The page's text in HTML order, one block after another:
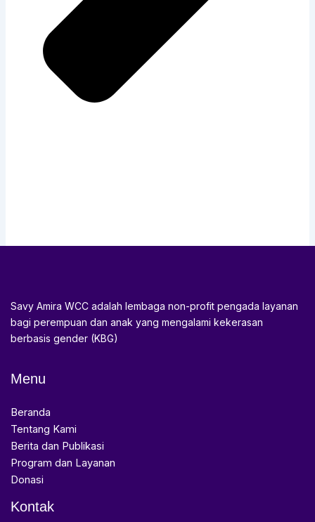
Savy Amira WCC adalah lembaga non-profit pengada layanan
bagi perempuan dan anak yang mengalami kekerasan
berbasis gender (KBG)
Menu
Beranda
Tentang Kami
Berita dan Publikasi
Program dan Layanan
Donasi
Kontak